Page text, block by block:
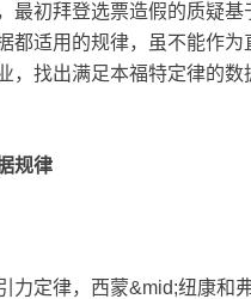
最初拜登选票造假的质疑
都适用的规律，虽不能作
，找出满足本福特定律的
规律
力定律，西蒙&mid;纽康和